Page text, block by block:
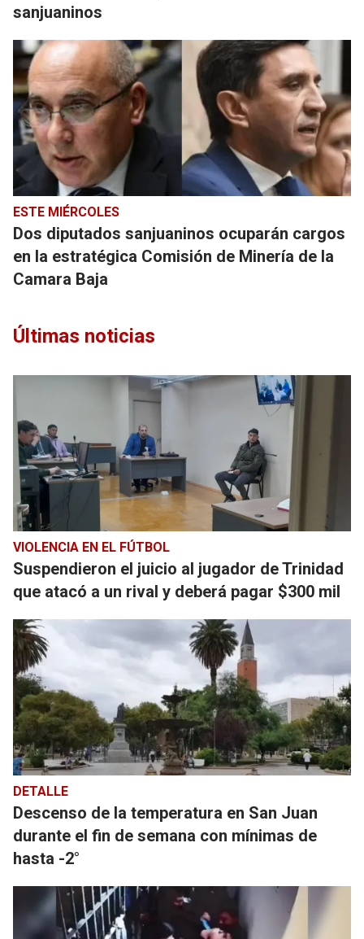
sanjuaninos
ESTE MIÉRCOLES
Dos diputados sanjuaninos ocuparán cargos
en la estratégica Comisión de Minería de la
Camara Baja
Últimas noticias
VIOLENCIA EN EL FÚTBOL
Suspendieron el juicio al jugador de Trinidad
que atacó a un rival y deberá pagar $300 mil
DETALLE
Descenso de la temperatura en San Juan
durante el fin de semana con mínimas de
hasta -2°